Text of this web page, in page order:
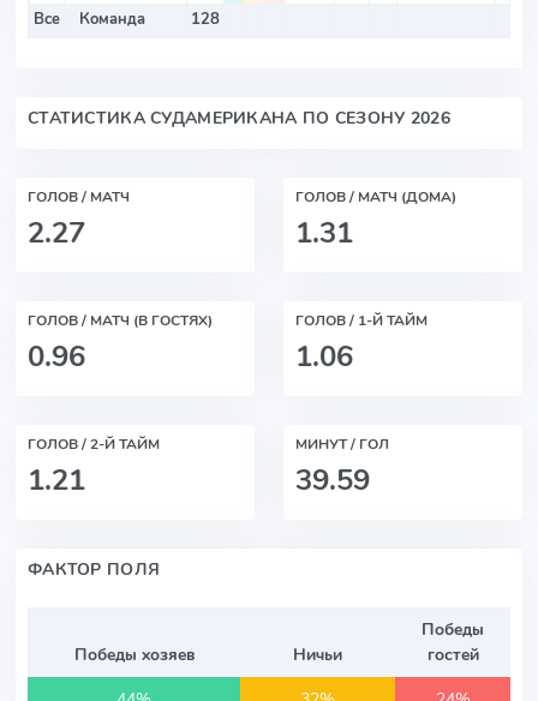
Все
Команда 128
СТАТИСТИКА СУДАМЕРИКАНА ПО СЕЗОНУ 2026
ГОЛОВ / МАТЧ
2.27
ГОЛОВ / МАТЧ (ДОМА)
1.31
ГОЛОВ / МАТЧ (В ГОСТЯХ)
0.96
ГОЛОВ / 1-Й ТАЙМ
1.06
ГОЛОВ / 2-Й ТАЙМ
1.21
МИНУТ / ГОЛ
39.59
ФАКТОР ПОЛЯ
Победы хозяев Ничьи
Победы
гостей